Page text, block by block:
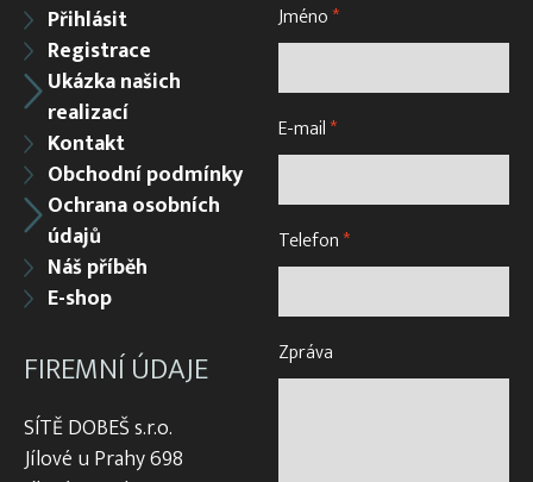
Přihlásit
Registrace
Ukázka našich
realizací
Kontakt
Obchodní podmínky
Ochrana osobních
údajů
Náš příběh
E-shop
FIREMNÍ ÚDAJE
SÍTĚ DOBEŠ s.r.o.
Jílové u Prahy 698
Jméno*
E-mail*
Telefon*
Zpráva